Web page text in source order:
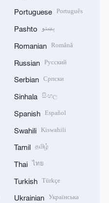
Portuguese Português
Pashto پښتو
Romanian Română
Russian Русский
Serbian Српски
Sinhala සිංහල
Spanish Español
Swahili Kiswahili
Tamil தமிழ்
Thai ไทย
Turkish Türkçe
Ukrainian Українська